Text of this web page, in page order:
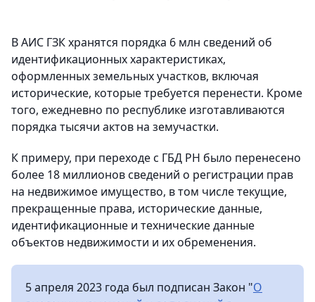
В АИС ГЗК хранятся порядка 6 млн сведений об
идентификационных характеристиках,
оформленных земельных участков, включая
исторические, которые требуется перенести. Кроме
того, ежедневно по республике изготавливаются
порядка тысячи актов на земучастки.
К примеру, при переходе с ГБД РН было перенесено
более 18 миллионов сведений о регистрации прав
на недвижимое имущество, в том числе текущие,
прекращенные права, исторические данные,
идентификационные и технические данные
объектов недвижимости и их обременения.
5 апреля 2023 года был подписан Закон "О